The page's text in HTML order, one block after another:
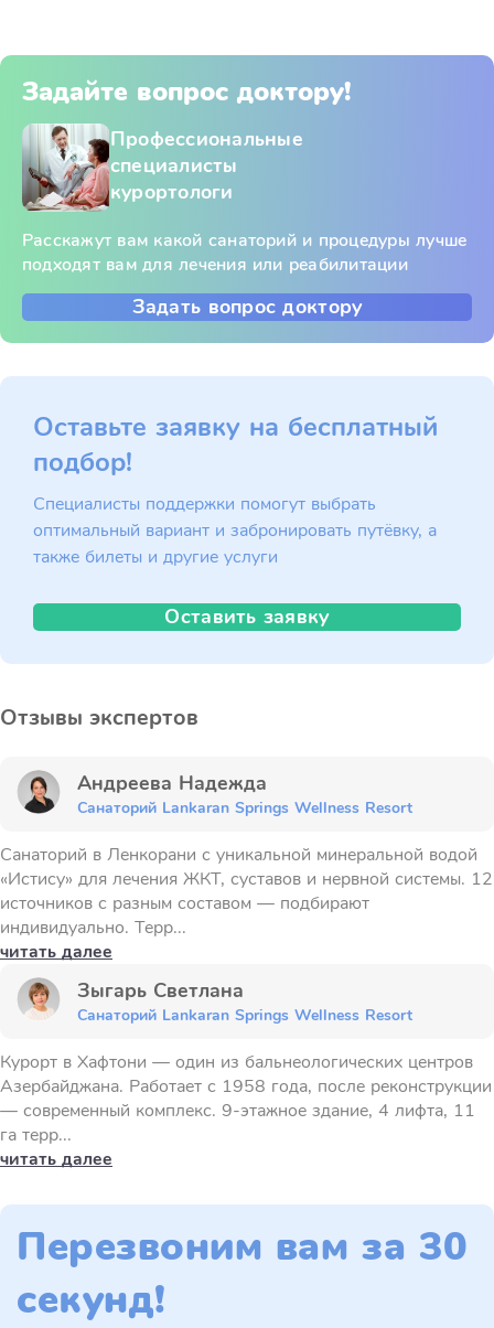
Задайте вопрос доктору!
Профессиональные
специалисты
курортологи
Расскажут вам какой санаторий и процедуры лучше
подходят вам для лечения или реабилитации
Задать вопрос доктору
Оставьте заявку на бесплатный
подбор!
Специалисты поддержки помогут выбрать
оптимальный вариант и забронировать путёвку, а
также билеты и другие услуги
Оставить заявку
Отзывы экспертов
Андреева Надежда
Санаторий Lankaran Springs Wellness Resort
Санаторий в Ленкорани с уникальной минеральной водой
«Истису» для лечения ЖКТ, суставов и нервной системы. 12
источников с разным составом — подбирают
индивидуально. Терр...
читать далее
Зыгарь Светлана
Санаторий Lankaran Springs Wellness Resort
Курорт в Хафтони — один из бальнеологических центров
Азербайджана. Работает с 1958 года, после реконструкции
— современный комплекс. 9-этажное здание, 4 лифта, 11
га терр...
читать далее
Перезвоним вам за 30
секунд!